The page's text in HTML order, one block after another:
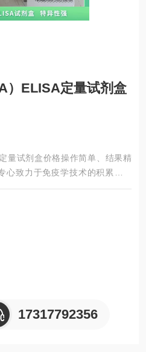
）ELISA定量试剂盒
量试剂盒价格操作简单、结果精
致力于免疫学技术的积累与发
的技术服务，赢得业内广大人士
。
17317792356